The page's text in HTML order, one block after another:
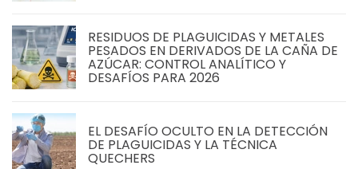
RESIDUOS DE PLAGUICIDAS Y METALES
PESADOS EN DERIVADOS DE LA CAÑA DE
AZÚCAR: CONTROL ANALÍTICO Y
DESAFÍOS PARA 2026
EL DESAFÍO OCULTO EN LA DETECCIÓN
DE PLAGUICIDAS Y LA TÉCNICA
QUECHERS